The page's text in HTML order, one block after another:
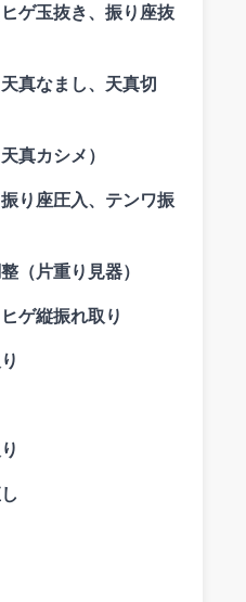
ゲ玉抜き、振り座抜
真なまし、天真切
真カシメ）
り座圧入、テンワ振
（片重り見器）
ゲ縦振れ取り